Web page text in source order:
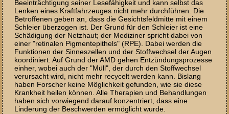
Beeinträchtigung seiner Lesefähigkeit und kann selbst das
Lenken eines Kraftfahrzeuges nicht mehr durchführen. Die
Betroffenen geben an, dass die Gesichtsfeldmitte mit einem
Schleier überzogen ist. Der Grund für den Schleier ist eine
Schädigung der Netzhaut; der Mediziner spricht dabei von
einer "retinalen Pigmentepithels" (RPE). Dabei werden die
Funktionen der Sinneszellen und der Stoffwechsel der Augen
koordiniert. Auf Grund der AMD gehen Entzündungsprozesse
einher, wobei auch der "Müll", der durch den Stoffwechsel
verursacht wird, nicht mehr recycelt werden kann. Bislang
haben Forscher keine Möglichkeit gefunden, wie sie diese
Krankheit heilen können. Alle Therapien und Behandlungen
haben sich vorwiegend darauf konzentriert, dass eine
Linderung der Beschwerden ermöglicht wurde.